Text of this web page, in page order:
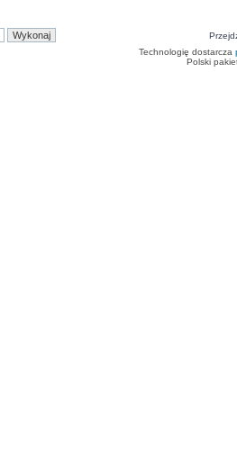
Technologię dostarcza
Polski